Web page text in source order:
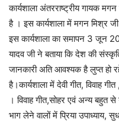
कार्यशाला अंतरराष्ट्रीय गायक
है । इस कार्यशाला में मगन मिश्र जी
इस कार्यशाला का समापन 3 जून
यादव जी ने बताया कि देश की
जानकारी अति आवश्यक है लुप्त हो
है।कार्यशाला में देवी गीत, विवाह
। विवाह गीत,सोहर एवं अन्य बहुत
भाग लेने वालों में प्रिया उपाध्याय,